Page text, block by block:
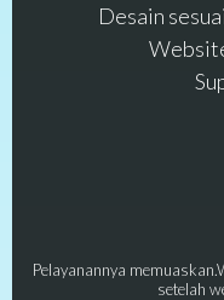
Desain
Pelayanannya
setelah